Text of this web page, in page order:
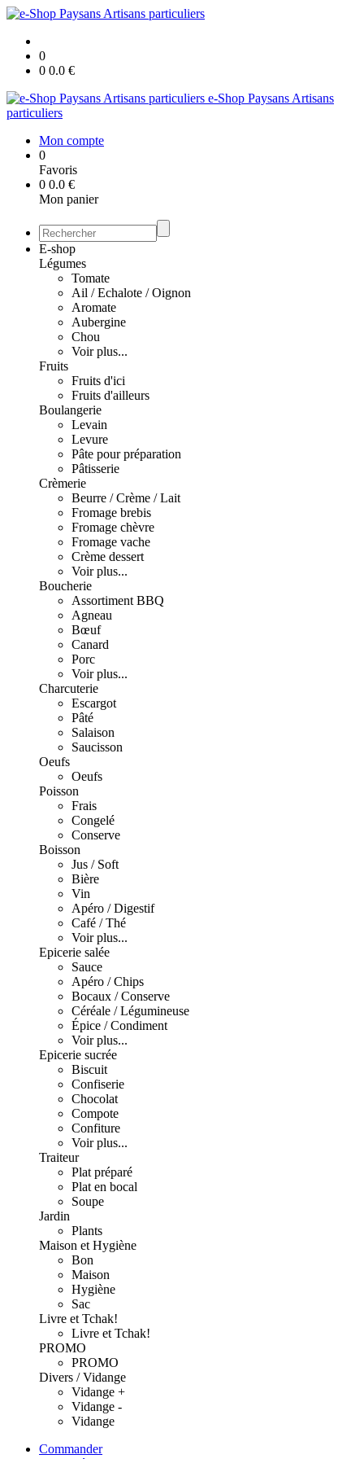
0
0 0.0 €
e-Shop Paysans Artisans
particuliers
Mon compte
0
Favoris
0 0.0 €
Mon panier
E-shop
Légumes
Tomate
Ail / Echalote / Oignon
Aromate
Aubergine
Chou
Voir plus...
Fruits
Fruits d'ici
Fruits d'ailleurs
Boulangerie
Levain
Levure
Pâte pour préparation
Pâtisserie
Crèmerie
Beurre / Crème / Lait
Fromage brebis
Fromage chèvre
Fromage vache
Crème dessert
Voir plus...
Boucherie
Assortiment BBQ
Agneau
Bœuf
Canard
Porc
Voir plus...
Charcuterie
Escargot
Pâté
Salaison
Saucisson
Oeufs
Oeufs
Poisson
Frais
Congelé
Conserve
Boisson
Jus / Soft
Bière
Vin
Apéro / Digestif
Café / Thé
Voir plus...
Epicerie salée
Sauce
Apéro / Chips
Bocaux / Conserve
Céréale / Légumineuse
Épice / Condiment
Voir plus...
Epicerie sucrée
Biscuit
Confiserie
Chocolat
Compote
Confiture
Voir plus...
Traiteur
Plat préparé
Plat en bocal
Soupe
Jardin
Plants
Maison et Hygiène
Bon
Maison
Hygiène
Sac
Livre et Tchak!
Livre et Tchak!
PROMO
PROMO
Divers / Vidange
Vidange +
Vidange -
Vidange
Commander